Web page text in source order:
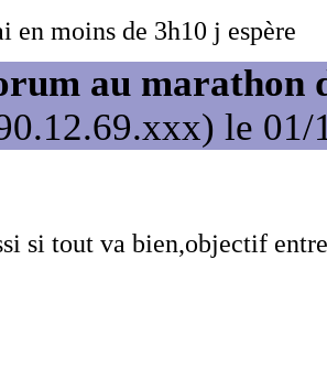
en moins de 3h10 j espère
au marathon
le 01/
si tout va bien,objectif